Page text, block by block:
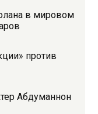
в мировом
против
Абдуманнон